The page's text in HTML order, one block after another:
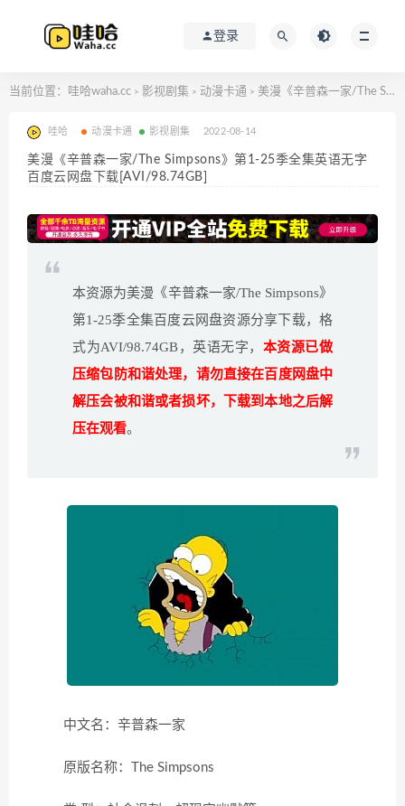
登录
当前位置： 哇哈waha.cc > 影视剧集 > 动漫卡通 > 美漫《辛普森一家/The Simpsons》第1-25季全集英语无字百度云网盘下载[AVI/98.74GB]
哇哈 动漫卡通 影视剧集 2022-08-14
美漫《辛普森一家/The Simpsons》第1-25季全集英语无字
百度云网盘下载[AVI/98.74GB]
本资源为美漫《辛普森一家/The Simpsons》
第1-25季全集百度云网盘资源分享下载，格
式为AVI/98.74GB，英语无字， 本资源已做
压缩包防和谐处理，请勿直接在百度网盘中
解压会被和谐或者损坏，下载到本地之后解
压在观看。
中文名：辛普森一家
原版名称：The Simpsons